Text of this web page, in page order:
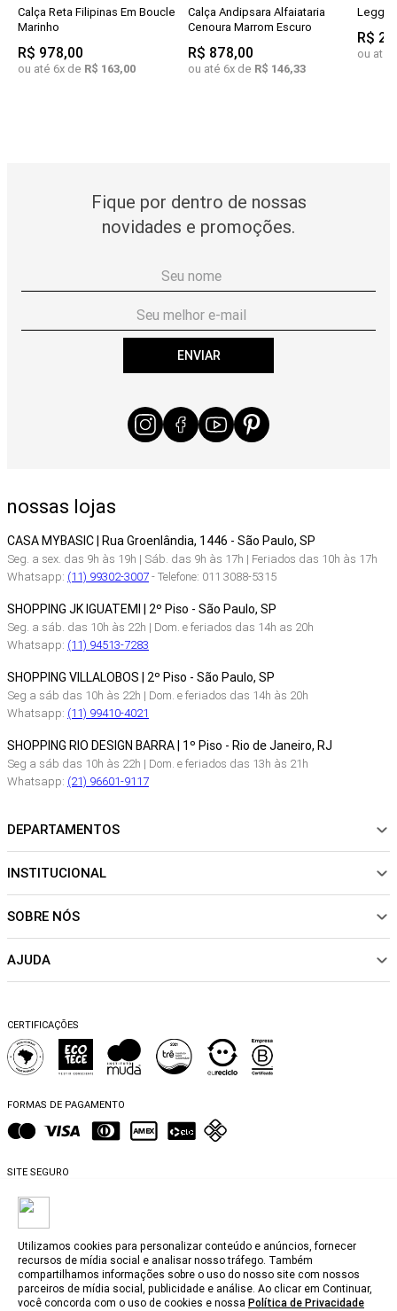
Utilizamos cookies para personalizar conteúdo e anúncios, fornecer
recursos de mídia social e analisar nosso tráfego. Também
compartilhamos informações sobre o uso do nosso site com nossos
parceiros de mídia social, publicidade e análise. Ao clicar em Continuar,
você concorda com o uso de cookies e nossa Política de Privacidade
Calça Reta Filipinas Em Boucle
Marinho
R$ 978,00
ou até 6x de R$ 163,00
Calça Andipsara Alfaiataria
Cenoura Marrom Escuro
R$ 878,00
ou até 6x de R$ 146,33
R$
ou até
Fique por dentro de nossas
novidades e promoções.
ENVIAR
nossas lojas
CASA MYBASIC | Rua Groenlândia, 1446 - São Paulo, SP
Seg. a sex. das 9h às 19h | Sáb. das 9h às 17h | Feriados das 10h às 17h
Whatsapp: (11) 99302-3007- Telefone: 011 3088-5315
SHOPPING JK IGUATEMI | 2º Piso - São Paulo, SP
Seg. a sáb. das 10h às 22h | Dom. e feriados das 14h as 20h
Whatsapp: (11) 94513-7283
SHOPPING VILLALOBOS | 2º Piso - São Paulo, SP
Seg a sáb das 10h às 22h | Dom. e feriados das 14h às 20h
Whatsapp: (11) 99410-4021
SHOPPING RIO DESIGN BARRA | 1º Piso - Rio de Janeiro, RJ
Seg a sáb das 10h às 22h | Dom. e feriados das 13h às 21h
Whatsapp: (21) 96601-9117
DEPARTAMENTOS
NOVIDADES
CALÇADOS
SALE
INSTITUCIONAL
Sobre Nós
Sustentabilidade
Trocas e Devoluções
Perguntas Frequentes
Blog
SOBRE NÓS
Política de pagamento
AJUDA
Dicas de cuidados
Falar no WhatsApp
CERTIFICAÇÕES
FORMAS DE PAGAMENTO
SITE SEGURO
@2025, MyBasic.com.br.
CNPJ. 15.242.804/0001-74 Rua Groenlândia, 1446 - Jardim América, São Paulo -